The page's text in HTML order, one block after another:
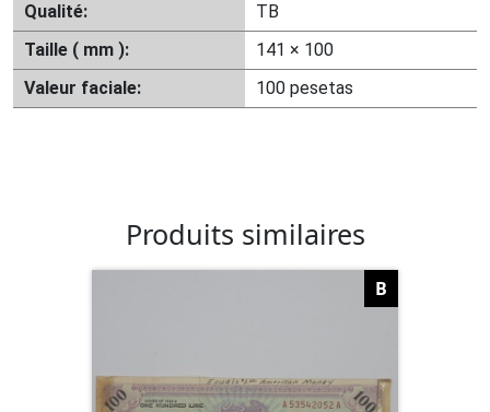
Qualité:
TB
Taille ( mm ):
141 × 100
Valeur faciale:
100 pesetas
Produits similaires
B